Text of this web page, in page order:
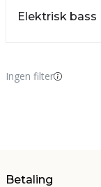
Elektrisk bass
Ingen filter
Betaling